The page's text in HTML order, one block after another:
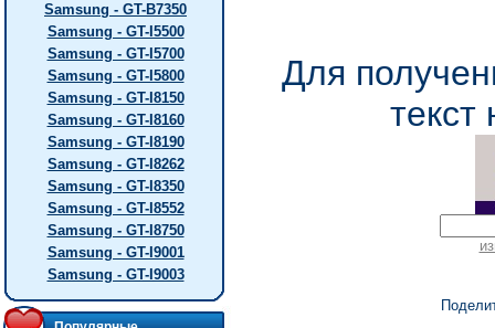
Samsung - GT-B7350
Samsung - GT-I5500
Samsung - GT-I5700
Samsung - GT-I5800
Samsung - GT-I8150
Samsung - GT-I8160
Samsung - GT-I8190
Samsung - GT-I8262
Samsung - GT-I8350
Samsung - GT-I8552
Samsung - GT-I8750
Samsung - GT-I9001
Samsung - GT-I9003
Для
текст